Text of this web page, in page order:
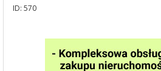
ID: 570